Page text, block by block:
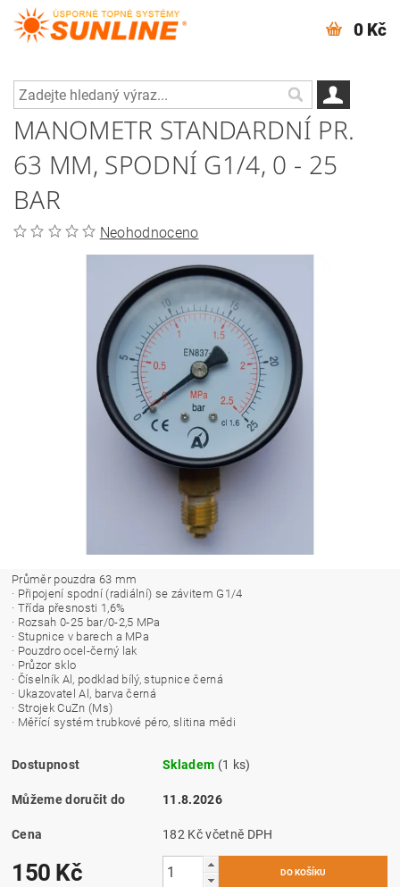
0 Kč
MANOMETR STANDARDNÍ PR.
63 MM, SPODNÍ G1/4, 0 - 25
BAR
Neohodnoceno
Průměr pouzdra 63 mm
· Připojení spodní (radiální) se závitem G1/4
· Třída přesnosti 1,6%
· Rozsah 0-25 bar/0-2,5 MPa
· Stupnice v barech a MPa
· Pouzdro ocel-černý lak
· Průzor sklo
· Číselník Al, podklad bílý, stupnice černá
· Ukazovatel Al, barva černá
· Strojek CuZn (Ms)
· Měřící systém trubkové péro, slitina mědi
Dostupnost Skladem (1 ks)
Můžeme doručit do 11.8.2026
Cena 182 Kč včetně DPH
150 Kč